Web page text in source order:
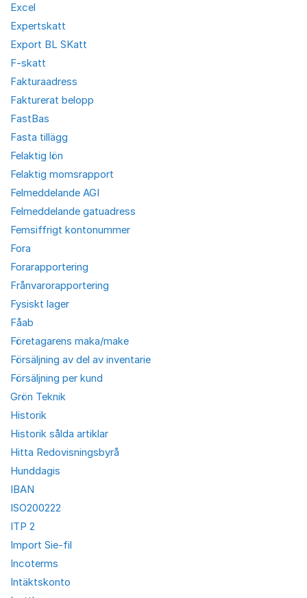
Excel
Expertskatt
Export BL SKatt
F-skatt
Fakturaadress
Fakturerat belopp
FastBas
Fasta tillägg
Felaktig lön
Felaktig momsrapport
Felmeddelande AGI
Felmeddelande gatuadress
Femsiffrigt kontonummer
Fora
Forarapportering
Frånvarorapportering
Fysiskt lager
Fåab
Företagarens maka/make
Försäljning av del av inventarie
Försäljning per kund
Grön Teknik
Historik
Historik sålda artiklar
Hitta Redovisningsbyrå
Hunddagis
IBAN
ISO200222
ITP 2
Import Sie-fil
Incoterms
Intäktskonto